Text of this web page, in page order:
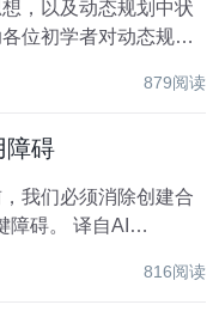
，以及动态规划中状
位初学者对动态规划
些动态规划的优化技
879阅读
障碍
我们必须消除创建合
障碍。 译自AI
816阅读